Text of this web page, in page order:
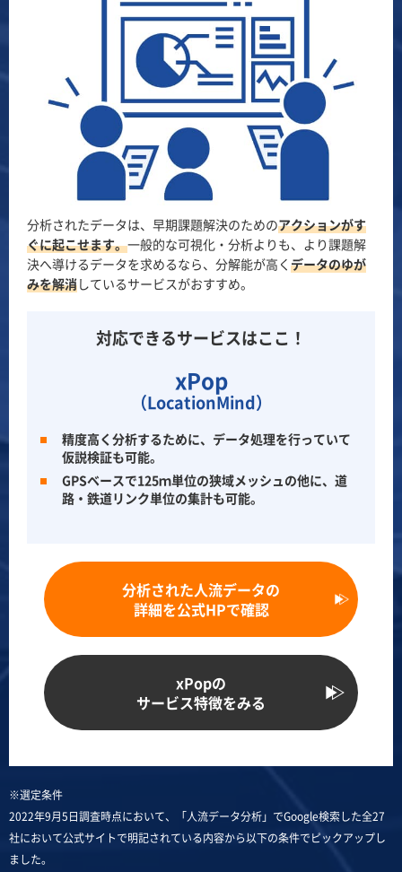
分析されたデータは、早期課題解決のためのアクションがす
ぐに起こせます。一般的な可視化・分析よりも、より課題解
決へ導けるデータを求めるなら、分解能が高く データのゆが
みを解消しているサービスがおすすめ。
対応できるサービスはここ！
xPop
（LocationMind）
精度高く分析するために、データ処理を行っていて
仮説検証も可能。
GPSベースで125ｍ単位の狭域メッシュの他に、道
路・鉄道リンク単位の集計も可能。
分析された人流データの
詳細を公式HPで確認
xPopの
サービス特徴をみる
※選定条件
2022年9月5日調査時点において、「人流データ分析」でGoogle検索した全27
社において公式サイトで明記されている内容から以下の条件でピックアップし
ました。